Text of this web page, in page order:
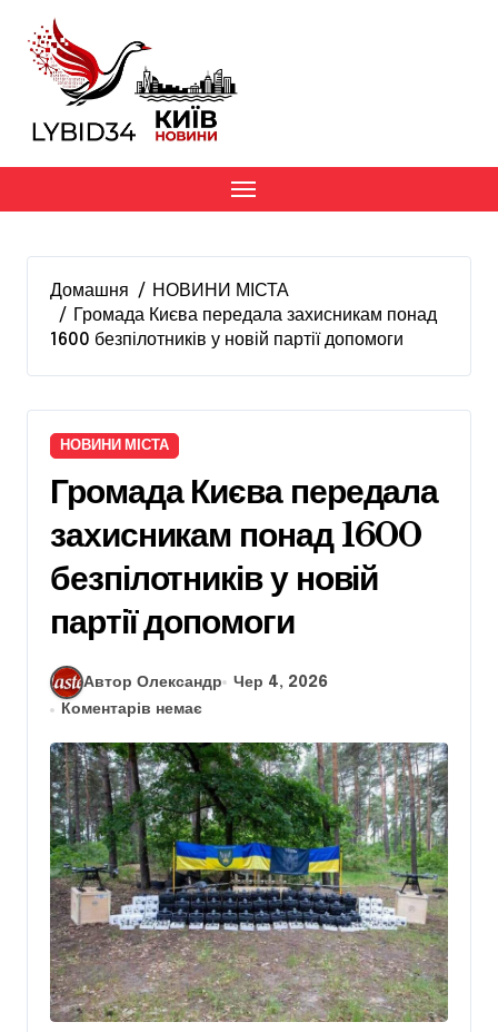
вмісту
Домашня
НОВИНИ МІСТА
Громада Києва передала захисникам понад
1600 безпілотників у новій партії допомоги
НОВИНИ МІСТА
Громада Києва передала
захисникам понад 1600
безпілотників у новій
партії допомоги
Автор Олександр
Чер 4, 2026
Коментарів немає